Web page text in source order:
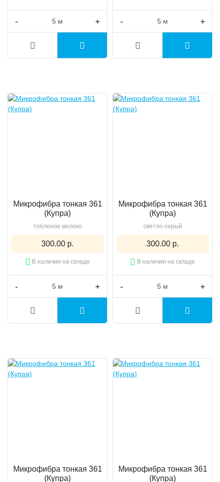
- + - +
Микрофибра тонкая 361
(Купра)
топленое молоко
300.00 р.
В наличии на складе
- +
Микрофибра тонкая 361
(Купра)
светло-серый
300.00 р.
В наличии на складе
- +
Микрофибра тонкая 361
(Купра)
Микрофибра тонкая 361
(Купра)